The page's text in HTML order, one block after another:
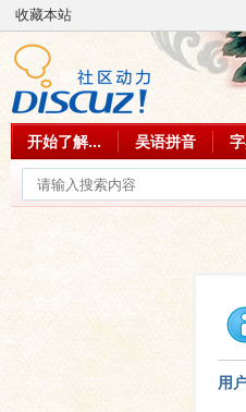
收藏本站
开始了解... 吴语拼音
用